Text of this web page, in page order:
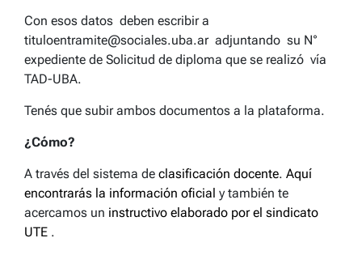
Con esos datos deben escribir a
tituloentramite@sociales.uba.ar adjuntando su N°
expediente de Solicitud de diploma que se realizó vía
TAD-UBA.
Tenés que subir ambos documentos a la plataforma.
¿Cómo?
A través del sistema de clasificación docente. Aquí
encontrarás la información oficial y también te
acercamos un instructivo elaborado por el sindicato
UTE .